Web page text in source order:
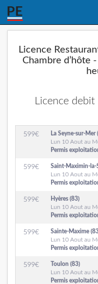
Licence
Chambre d’hôte
Licence
599€
La Seyne-sur-Mer
Lun 10 Aout au
Permis
599€
Saint-Maximin-la-
Lun 10 Aout au
Permis
599€
Hyères (83)
Lun 10 Aout au
Permis
599€
Sainte-Maxime
Lun 10 Aout au
Permis
599€
Toulon (83)
Lun 10 Aout au
Permis